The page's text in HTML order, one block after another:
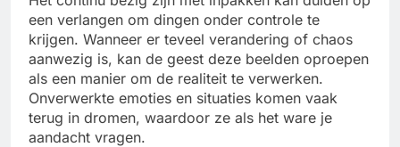
een verlangen om dingen onder controle te
krijgen. Wanneer er teveel verandering of chaos
aanwezig is, kan de geest deze beelden oproepen
als een manier om de realiteit te verwerken.
Onverwerkte emoties en situaties komen vaak
terug in dromen, waardoor ze als het ware je
aandacht vragen.